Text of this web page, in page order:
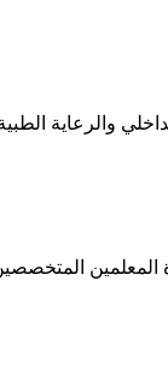
والرعاية
المعلمين